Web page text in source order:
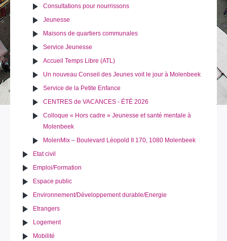
Consultations pour nourrissons
Jeunesse
Maisons de quartiers communales
Service Jeunesse
Accueil Temps Libre (ATL)
Un nouveau Conseil des Jeunes voit le jour à Molenbeek
Service de la Petite Enfance
CENTRES de VACANCES - ÉTÉ 2026
Colloque « Hors cadre » Jeunesse et santé mentale à
Molenbeek
MolenMix – Boulevard Léopold II 170, 1080 Molenbeek
Etat civil
Emploi/Formation
Espace public
Environnement/Développement durable/Energie
Etrangers
Logement
Mobilité